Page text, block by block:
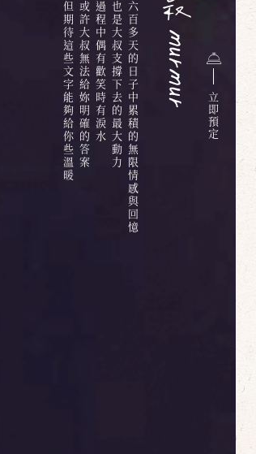
六百多天的日子中累積的無限情感與回憶
也是大叔支撐下去的最大動力
過程中偶有歡笑時有淚水
或許大叔無法給妳明確的答案
但期待這些文字能夠給你些溫暖 立
即
預
定